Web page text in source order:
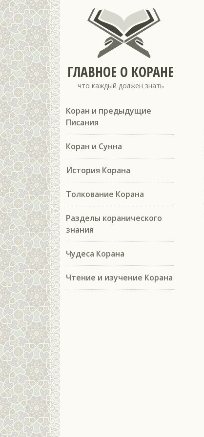
ГЛАВНОЕ О КОРАНЕ
что каждый должен знать
Коран и предыдущие
Писания
Коран и Сунна
История Корана
Толкование Корана
Разделы коранического
знания
Чудеса Корана
Чтение и изучение Корана